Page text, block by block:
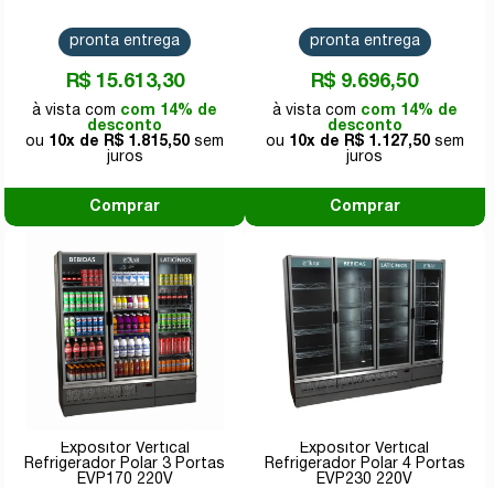
R$ 15.613,30
com 14% de
desconto
10x de
R$ 1.815,50
pronta entrega
Comprar
R$ 9.696,50
com 14% de
desconto
10x de
R$ 1.127,50
pronta entrega
Comprar
Expositor Vertical
Refrigerador Polar 3 Portas
EVP170 220V
Expositor Vertical
Refrigerador Polar 4 Portas
EVP230 220V